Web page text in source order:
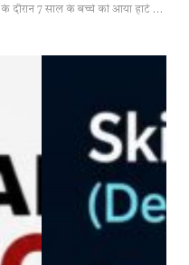
के बच्चे को आया हार्ट अटैक, मां की गोद में तड़पते हुए तोड़ा दम